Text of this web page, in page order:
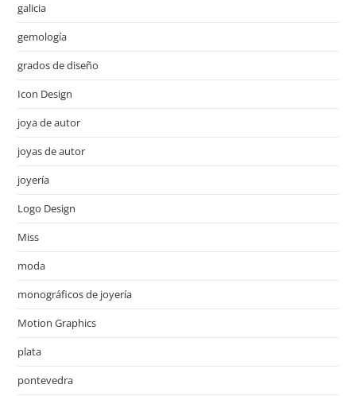
galicia
gemología
grados de diseño
Icon Design
joya de autor
joyas de autor
joyería
Logo Design
Miss
moda
monográficos de joyería
Motion Graphics
plata
pontevedra